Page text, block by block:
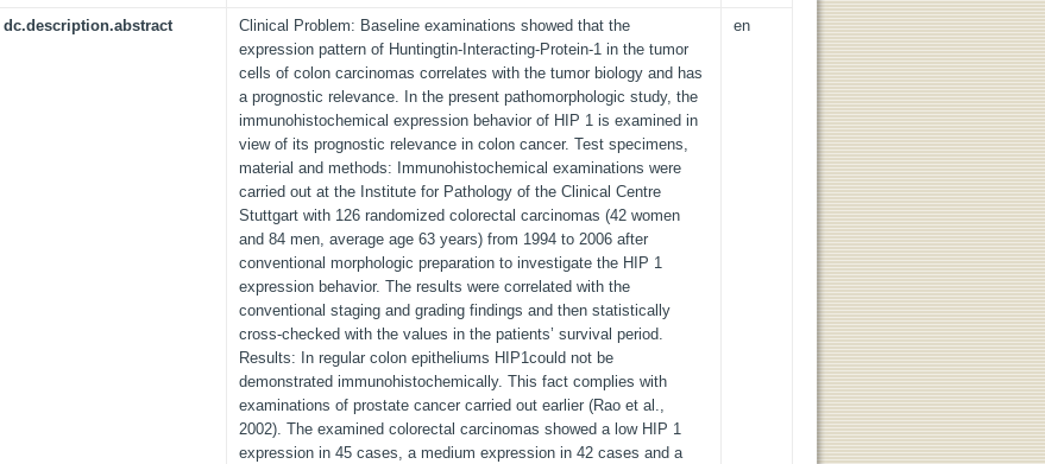
dc.description.abstract
Clinical Problem: Baseline examinations showed that the
expression pattern of Huntingtin-Interacting-Protein-1 in the tumor
cells of colon carcinomas correlates with the tumor biology and has
a prognostic relevance. In the present pathomorphologic study, the
immunohistochemical expression behavior of HIP 1 is examined in
view of its prognostic relevance in colon cancer. Test specimens,
material and methods: Immunohistochemical examinations were
carried out at the Institute for Pathology of the Clinical Centre
Stuttgart with 126 randomized colorectal carcinomas (42 women
and 84 men, average age 63 years) from 1994 to 2006 after
conventional morphologic preparation to investigate the HIP 1
expression behavior. The results were correlated with the
conventional staging and grading findings and then statistically
cross-checked with the values in the patients’ survival period.
Results: In regular colon epitheliums HIP1could not be
demonstrated immunohistochemically. This fact complies with
examinations of prostate cancer carried out earlier (Rao et al.,
2002). The examined colorectal carcinomas showed a low HIP 1
expression in 45 cases, a medium expression in 42 cases and a
en